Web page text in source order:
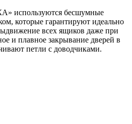
используются бесшумные
которые гарантируют идеально
всех ящиков даже при
и плавное закрывание дверей в
петли с доводчиками.